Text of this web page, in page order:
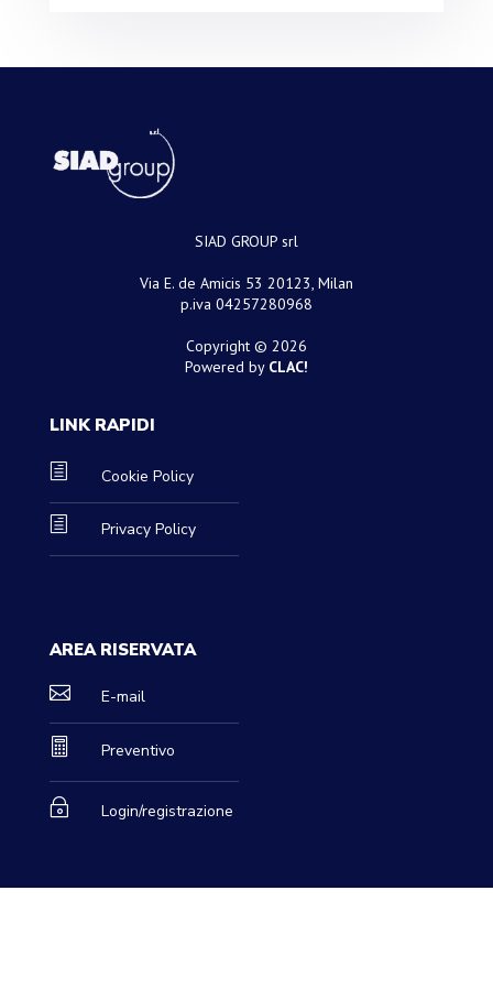
SIAD GROUP srl
Via E. de Amicis 53 20123, Milan
p.iva 04257280968
Copyright © 2026
Powered by CLAC!
LINK RAPIDI
h Cookie Policy
h Privacy Policy
AREA RISERVATA
 E-mail
 Preventivo
~ Login/registrazione